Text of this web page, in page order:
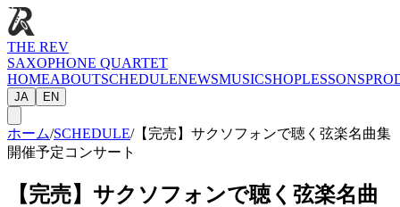
THE REV
SAXOPHONE QUARTET
HOMEABOUTSCHEDULENEWSMUSICSHOPLESSONS
JA EN
ホーム/SCHEDULE/【完売】サクソフォンで聴く弦楽名曲集
開催予定コンサート
【完売】サクソフォンで聴く弦楽名曲